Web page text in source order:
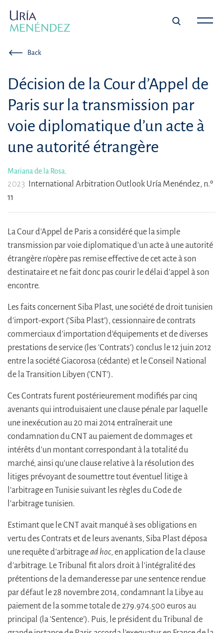
Back
Décision de la Cour d’Appel de
Paris sur la transmission par
voie diplomatique d’un acte à
une autorité étrangère
Mariana de la Rosa.
2023
International Arbitration Outlook Uría Menéndez, n.º
11
La Cour d'Appel de Paris a considéré que la simple
transmission par voie diplomatique d'un acte à une autorité
étrangère n'opère pas remise effective de cet acte à son
destinataire et ne fait donc pas courir le délai d'appel à son
encontre.
Les faits concernent Siba Plast, une société de droit tunisien
d'import-export ('Siba Plast'), cessionnaire de contrats
commerciaux d'importation d'équipements et de diverses
prestations de service (les 'Contrats') conclus le 12 juin 2012
entre la société Giacorosa (cédante) et le Conseil National
de la Transition Libyen ('CNT').
Ces Contrats furent postérieurement modifiés par cinq
avenants qui introduisaient une clause pénale par laquelle
une inexécution au 20 mai 2014 entraînerait une
condamnation du CNT au paiement de dommages et
intérêts d'un montant correspondant à la totalité du
marché, ainsi qu'une clause relative à la résolution des
litiges prévoyant de soumettre tout éventuel litige à
l'arbitrage en Tunisie suivant les règles du Code de
l'arbitrage tunisien.
Estimant que le CNT avait manqué à ses obligations en
vertu des Contrats et de leurs avenants, Siba Plast déposa
une requête d'arbitragead hoc, en application de la clause
d'arbitrage. Le Tribunal fit alors droit à l'intégralité des
prétentions de la demanderesse par une sentence rendue
par défaut le 28 novembre 2014, condamnant la Libye au
paiement de la somme totale de 279.974.500 euros au
principal (la 'Sentence'). Puis, le président du Tribunal de